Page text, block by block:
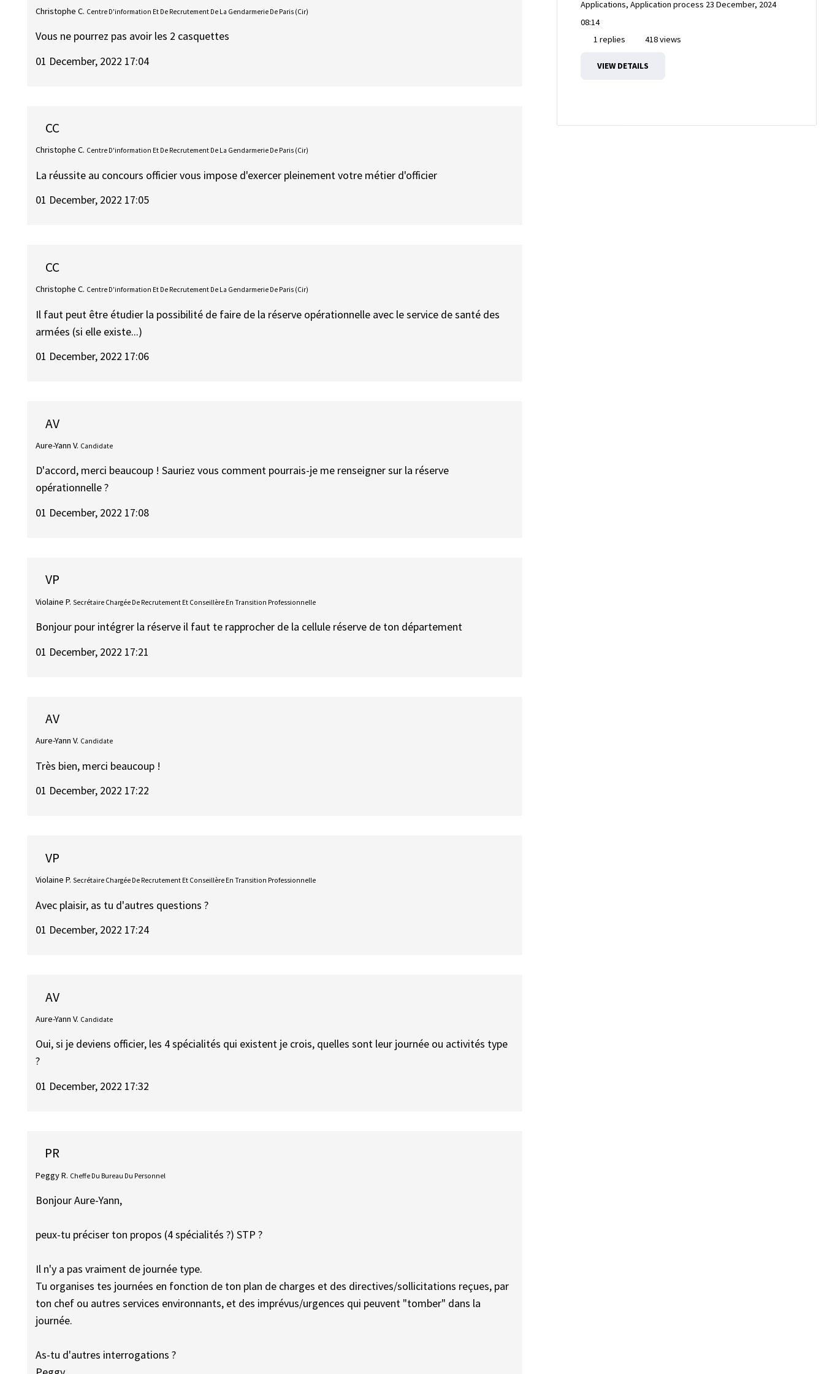
Christophe C. Centre D'information Et De Recrutement De La Gendarmerie De Paris (Cir)
Vous ne pourrez pas avoir les 2 casquettes
01 December, 2022 17:04
CC
Christophe C. Centre D'information Et De Recrutement De La Gendarmerie De Paris (Cir)
La réussite au concours officier vous impose d'exercer pleinement votre métier d'officier
01 December, 2022 17:05
CC
Christophe C. Centre D'information Et De Recrutement De La Gendarmerie De Paris (Cir)
Il faut peut être étudier la possibilité de faire de la réserve opérationnelle avec le service de santé des
armées (si elle existe...)
01 December, 2022 17:06
AV
Aure-Yann V. Candidate
D'accord, merci beaucoup ! Sauriez vous comment pourrais-je me renseigner sur la réserve
opérationnelle ?
01 December, 2022 17:08
VP
Violaine P. Secrétaire Chargée De Recrutement Et Conseillère En Transition Professionnelle
Bonjour pour intégrer la réserve il faut te rapprocher de la cellule réserve de ton département
01 December, 2022 17:21
AV
Aure-Yann V. Candidate
Très bien, merci beaucoup !
01 December, 2022 17:22
VP
Violaine P. Secrétaire Chargée De Recrutement Et Conseillère En Transition Professionnelle
Avec plaisir, as tu d'autres questions ?
01 December, 2022 17:24
AV
Aure-Yann V. Candidate
Oui, si je deviens officier, les 4 spécialités qui existent je crois, quelles sont leur journée ou activités type
?
01 December, 2022 17:32
PR
Peggy R. Cheffe Du Bureau Du Personnel
Bonjour Aure-Yann,
peux-tu préciser ton propos (4 spécialités ?) STP ?
Il n'y a pas vraiment de journée type.
Tu organises tes journées en fonction de ton plan de charges et des directives/sollicitations reçues, par
ton chef ou autres services environnants, et des imprévus/urgences qui peuvent "tomber" dans la
journée.
As-tu d'autres interrogations ?
Applications, Application process 23 December, 2024
08:14
1 replies
418 views
VIEW DETAILS